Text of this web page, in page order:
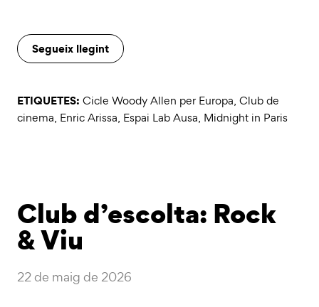
Segueix llegint
ETIQUETES: Cicle Woody Allen per Europa, Club de
cinema, Enric Arissa, Espai Lab Ausa, Midnight in Paris
Club d’escolta: Rock
& Viu
22 de maig de 2026